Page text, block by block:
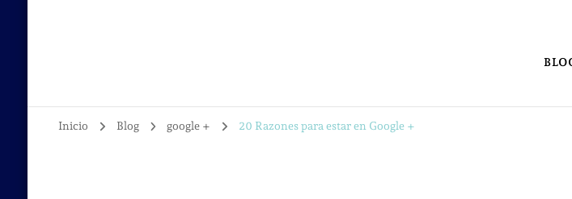
Inicio Blog google + 20 Razones para estar en Google +